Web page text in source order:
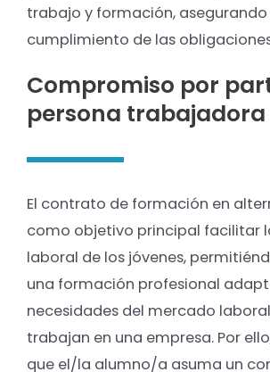
trabajo y formación, asegurando
cumplimiento de las
Compromiso por
persona trabajadora
El contrato de formación en
como objetivo principal facilitar
laboral de los jóvenes,
una formación profesional
necesidades del mercado
trabajan en una empresa. Por
que el/la alumno/a asuma un